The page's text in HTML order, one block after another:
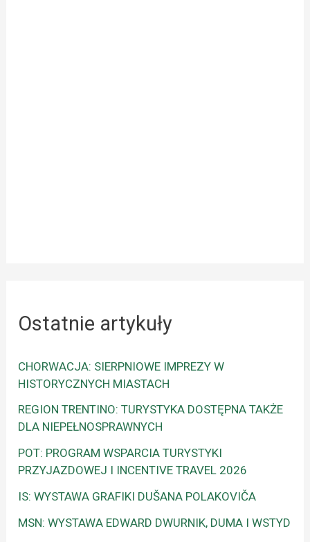
Ostatnie artykuły
CHORWACJA: SIERPNIOWE IMPREZY W
HISTORYCZNYCH MIASTACH
REGION TRENTINO: TURYSTYKA DOSTĘPNA TAKŻE
DLA NIEPEŁNOSPRAWNYCH
POT: PROGRAM WSPARCIA TURYSTYKI
PRZYJAZDOWEJ I INCENTIVE TRAVEL 2026
IS: WYSTAWA GRAFIKI DUŠANA POLAKOVIČA
MSN: WYSTAWA EDWARD DWURNIK, DUMA I WSTYD